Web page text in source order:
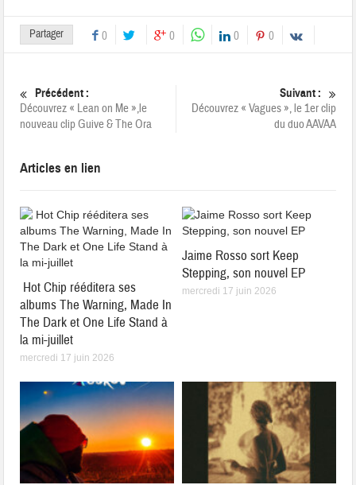
Partager 0 0 0 0
Précédent :
Découvrez « Lean on Me »,le
nouveau clip Guive & The Ora
Suivant :
Découvrez « Vagues », le 1er clip
du duo AAVAA
Articles en lien
Hot Chip rééditera ses
albums The Warning, Made In
The Dark et One Life Stand à
la mi-juillet
mercredi 17 juin 2026
Jaime Rosso sort Keep
Stepping, son nouvel EP
mercredi 17 juin 2026